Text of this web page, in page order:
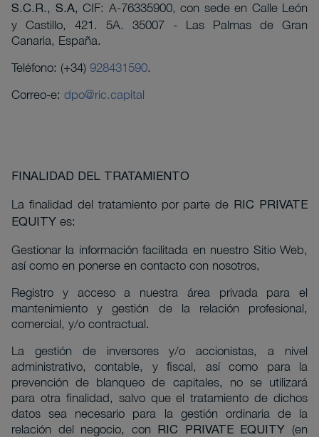
S.C.R., S.A, CIF: A-76335900, con sede en Calle León
y Castillo, 421. 5A. 35007 - Las Palmas de Gran
Canaria, España.
Teléfono: (+34) 928431590.
Correo-e: dpo@ric.capital
FINALIDAD DEL TRATAMIENTO
La finalidad del tratamiento por parte de
RIC PRIVATE
EQUITY es:
Gestionar la información facilitada en nuestro Sitio Web,
así como en ponerse en contacto con nosotros,
Registro y acceso a nuestra área privada para el
mantenimiento y gestión de la relación profesional,
comercial, y/o contractual.
La gestión de inversores y/o accionistas, a nivel
administrativo, contable, y fiscal, así como para la
prevención de blanqueo de capitales, no se utilizará
para otra finalidad, salvo que el tratamiento de dichos
datos sea necesario para la gestión ordinaria de la
relación del negocio, con
RIC PRIVATE EQUITY (en